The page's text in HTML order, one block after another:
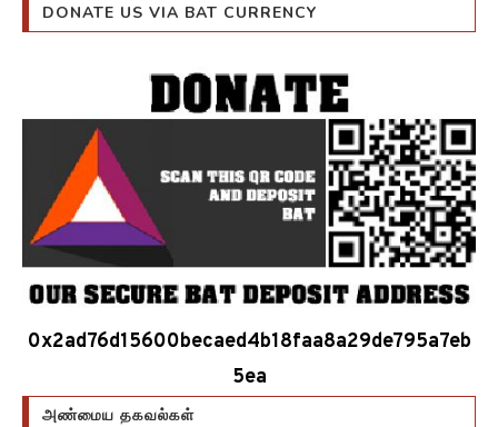
DONATE US VIA BAT CURRENCY
0x2ad76d15600becaed4b18faa8a29de795a7eb
5ea
அண்மைய தகவல்கள்